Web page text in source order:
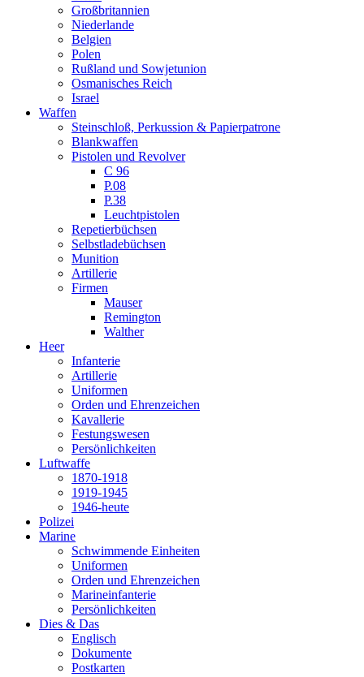
Großbritannien
Niederlande
Belgien
Polen
Rußland und Sowjetunion
Osmanisches Reich
Israel
Waffen
Steinschloß, Perkussion & Papierpatrone
Blankwaffen
Pistolen und Revolver
C 96
P.08
P.38
Leuchtpistolen
Repetierbüchsen
Selbstladebüchsen
Munition
Artillerie
Firmen
Mauser
Remington
Walther
Heer
Infanterie
Artillerie
Uniformen
Orden und Ehrenzeichen
Kavallerie
Festungswesen
Persönlichkeiten
Luftwaffe
1870-1918
1919-1945
1946-heute
Polizei
Marine
Schwimmende Einheiten
Uniformen
Orden und Ehrenzeichen
Marineinfanterie
Persönlichkeiten
Dies & Das
Englisch
Dokumente
Postkarten